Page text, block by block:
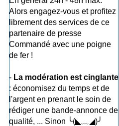
Alors engagez-vous et profitez
librement des services de ce
partenaire de presse
Commandé avec une poigne
de fer !
- La modération est cinglante
: économisez du temps et de
l'argent en prenant le soin de
rédiger une bande-annonce de
qualité, ... Sinon ╰(◣﹏◢)╯